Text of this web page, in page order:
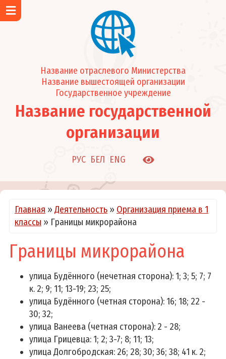
Название отраслевого Министерства
Название вышестоящей организации
Государственное учреждение
Название государственной
организации
РУС БЕЛ ENG
Визитка учреждения
Структура учреждения
Режим работы
График работы врачей-педиатров участковых
График работы узких специалистов и кабинетов
Задачи и функции
О нас в СМИ
Руководство
Каталог услуг
Профсоюз
Приемная
Задать вопрос
График работы администрации
Административные процедуры
График и порядок личного приема
Главная » Деятельность » Организация приема в 1
классы » Границы микрорайона
Границы микрорайона
улица Будённого (нечетная сторона): 1; 3; 5; 7; 7
к. 2; 9; 11; 13-19; 23; 25;
улица Будённого (четная сторона): 16; 18; 22 -
30; 32;
улица Ванеева (четная сторона): 2 - 28;
улица Грицевца: 1; 2; 3-7; 8; 11; 13;
улица Долгобродская: 26; 28; 30; 36; 38; 41 к. 2;